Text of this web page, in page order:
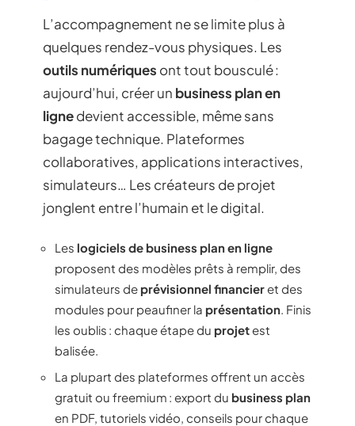
L’accompagnement ne se limite plus à
quelques rendez-vous physiques. Les
outils numériques ont tout bousculé :
aujourd’hui, créer un business plan en
lignedevient accessible, même sans
bagage technique. Plateformes
collaboratives, applications interactives,
simulateurs… Les créateurs de projet
jonglent entre l’humain et le digital.
Les logiciels de business plan en ligne
proposent des modèles prêts à remplir, des
simulateurs de prévisionnel financieret des
modules pour peaufiner la présentation . Finis
les oublis : chaque étape du projetest
balisée.
La plupart des plateformes offrent un accès
gratuit ou freemium : export du business plan
en PDF, tutoriels vidéo, conseils pour chaque